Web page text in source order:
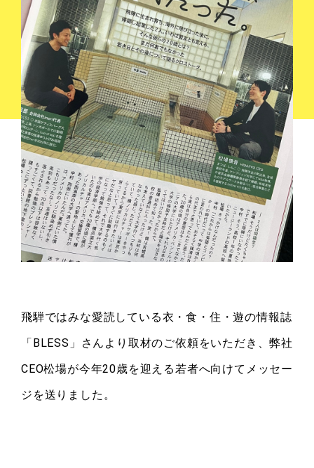
飛騨ではみな愛読している衣・食・住・遊の情報誌
「 BLESS 」さんより取材のご依頼をいただき、弊社
CEO松場が今年20歳を迎える若者へ向けてメッセー
ジを送りました。